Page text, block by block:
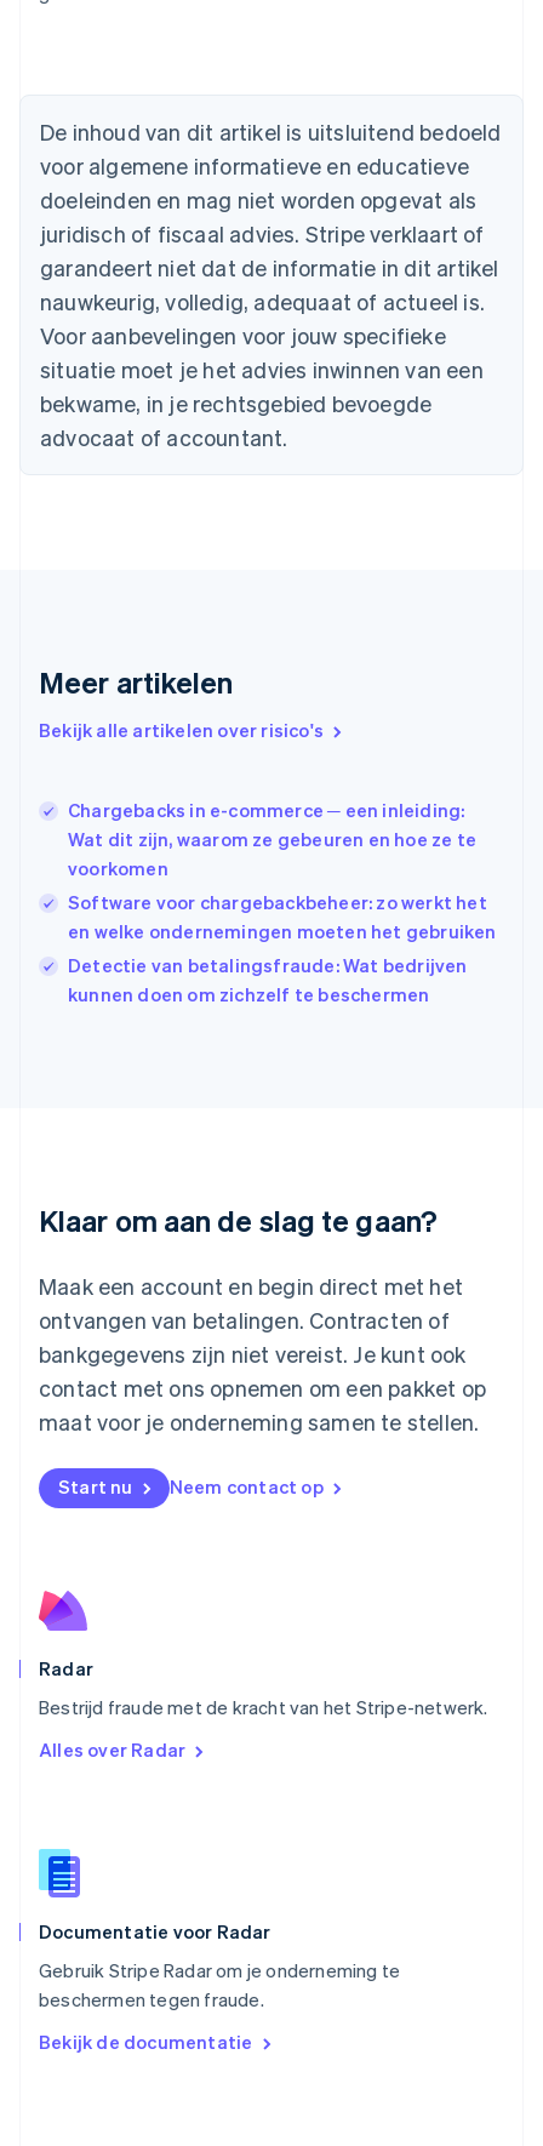
De inhoud van dit artikel is uitsluitend bedoeld
voor algemene informatieve en educatieve
doeleinden en mag niet worden opgevat als
juridisch of fiscaal advies. Stripe verklaart of
garandeert niet dat de informatie in dit artikel
nauwkeurig, volledig, adequaat of actueel is.
Voor aanbevelingen voor jouw specifieke
situatie moet je het advies inwinnen van een
bekwame, in je rechtsgebied bevoegde
advocaat of accountant.
Meer artikelen
Bekijk alle artikelen over risico's
Chargebacks in e-commerce ─ een inleiding:
Wat dit zijn, waarom ze gebeuren en hoe ze te
voorkomen
Software voor chargebackbeheer: zo werkt het
en welke ondernemingen moeten het gebruiken
Detectie van betalingsfraude: Wat bedrijven
kunnen doen om zichzelf te beschermen
Klaar om aan de slag te gaan?
Maak een account en begin direct met het
ontvangen van betalingen. Contracten of
bankgegevens zijn niet vereist. Je kunt ook
contact met ons opnemen om een pakket op
maat voor je onderneming samen te stellen.
Start nu Neem contact op
Radar
Bestrijd fraude met de kracht van het Stripe-netwerk.
Alles over Radar
Documentatie voor Radar
Gebruik Stripe Radar om je onderneming te
beschermen tegen fraude.
Bekijk de documentatie
Português English
Bulgarije
English
Canada
EnglishFrançais
English
Denemarken
Duitsland
DeutschEnglish
Estland
Finland
EnglishSvenska
English
Hongkong SAR, China
English简体中文
Ierland
English
Italië
ItalianoEnglish
Japan
Kroatië
EnglishItaliano
Letland
English简体中文
Mexico
EspañolEnglish
Nederland
NederlandsEnglish
Nieuw-Zeeland
English
Noorwegen
Oostenrijk
DeutschEnglish
Português
Roemenië
Singapore
English简体中文
EnglishItaliano
Español
Thailand
Tsjechië
Vasteland van China
简体中文English
English